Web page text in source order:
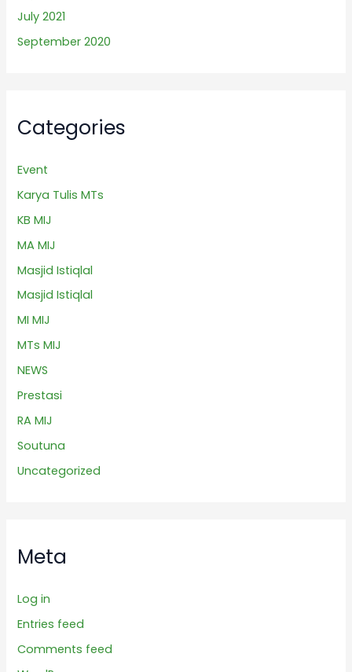
July 2021
September 2020
Categories
Event
Karya Tulis MTs
KB MIJ
MA MIJ
Masjid Istiqlal
Masjid Istiqlal
MI MIJ
MTs MIJ
NEWS
Prestasi
RA MIJ
Soutuna
Uncategorized
Meta
Log in
Entries feed
Comments feed